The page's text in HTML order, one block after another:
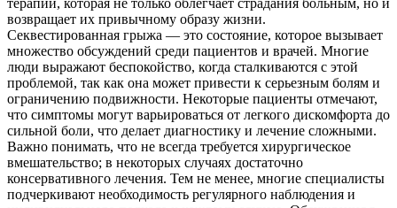
терапии, которая не только облегчает страдания больным, но и
возвращает их привычному образу жизни.
Секвестированная грыжа — это состояние, которое вызывает
множество обсуждений среди пациентов и врачей. Многие
люди выражают беспокойство, когда сталкиваются с этой
проблемой, так как она может привести к серьезным болям и
ограничению подвижности. Некоторые пациенты отмечают,
что симптомы могут варьироваться от легкого дискомфорта до
сильной боли, что делает диагностику и лечение сложными.
Важно понимать, что не всегда требуется хирургическое
вмешательство; в некоторых случаях достаточно
консервативного лечения. Тем не менее, многие специалисты
подчеркивают необходимость регулярного наблюдения и